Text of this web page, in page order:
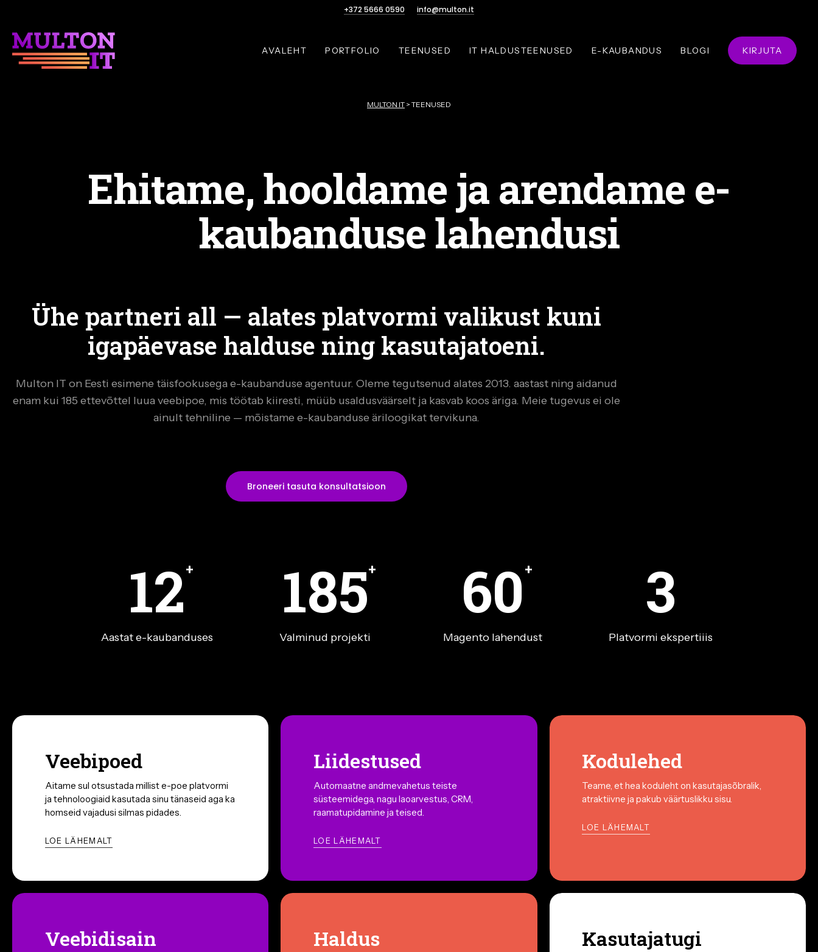
main
content
+372 5666 0590 info@multon.it
AVALEHT PORTFOLIO TEENUSED IT HALDUSTEENUSED E-KAUBANDUS BLOGI KIRJUTA
MULTON IT > TEENUSED
Ehitame, hooldame ja arendame e-
kaubanduse lahendusi
Ühe partneri all — alates platvormi valikust kuni
igapäevase halduse ning kasutajatoeni.
Multon IT on Eesti esimene täisfookusega e-kaubanduse agentuur. Oleme tegutsenud alates 2013. aastast ning aidanud
enam kui 185 ettevõttel luua veebipoe, mis töötab kiiresti, müüb usaldusväärselt ja kasvab koos äriga. Meie tugevus ei ole
ainult tehniline — mõistame e-kaubanduse äriloogikat tervikuna.
Broneeri tasuta konsultatsioon
12+
Aastat e-kaubanduses
185+
Valminud projekti
60 +
Magento lahendust
3
Platvormi ekspertiiis
Veebipoed
Aitame sul otsustada millist e-poe platvormi
ja tehnoloogiaid kasutada sinu tänaseid aga ka
homseid vajadusi silmas pidades.
LOE LÄHEMALT
Liidestused
Automaatne andmevahetus teiste
süsteemidega, nagu laoarvestus, CRM,
raamatupidamine ja teised.
LOE LÄHEMALT
Kodulehed
Teame, et hea koduleht on kasutajasõbralik,
atraktiivne ja pakub väärtuslikku sisu.
LOE LÄHEMALT
Veebidisain Haldus Kasutajatugi